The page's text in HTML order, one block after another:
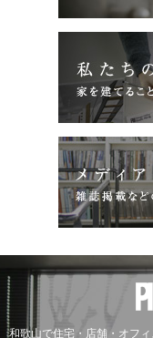
和歌山で住宅・店舗・オフ